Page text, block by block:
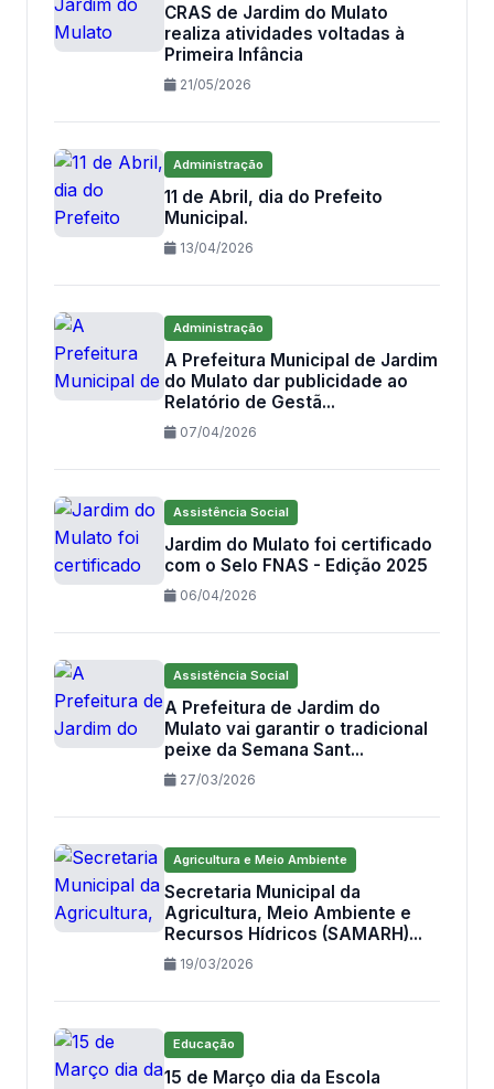
CRAS de Jardim do Mulato
realiza atividades voltadas à
Primeira Infância
21/05/2026
Administração
11 de Abril, dia do Prefeito
Municipal.
13/04/2026
Administração
A Prefeitura Municipal de Jardim
do Mulato dar publicidade ao
Relatório de Gestã...
07/04/2026
Assistência Social
Jardim do Mulato foi certificado
com o Selo FNAS - Edição 2025
06/04/2026
Assistência Social
A Prefeitura de Jardim do
Mulato vai garantir o tradicional
peixe da Semana Sant...
27/03/2026
Agricultura e Meio Ambiente
Secretaria Municipal da
Agricultura, Meio Ambiente e
Recursos Hídricos (SAMARH)...
19/03/2026
Educação
15 de Março dia da Escola